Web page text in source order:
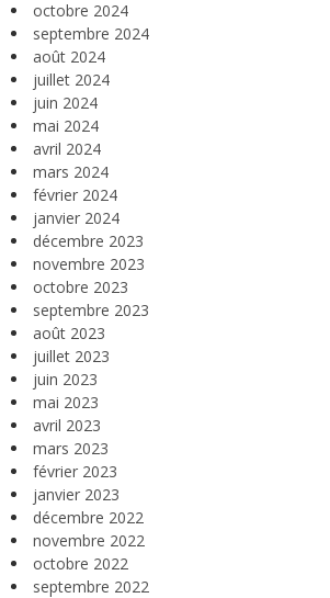
octobre 2024
septembre 2024
août 2024
juillet 2024
juin 2024
mai 2024
avril 2024
mars 2024
février 2024
janvier 2024
décembre 2023
novembre 2023
octobre 2023
septembre 2023
août 2023
juillet 2023
juin 2023
mai 2023
avril 2023
mars 2023
février 2023
janvier 2023
décembre 2022
novembre 2022
octobre 2022
septembre 2022